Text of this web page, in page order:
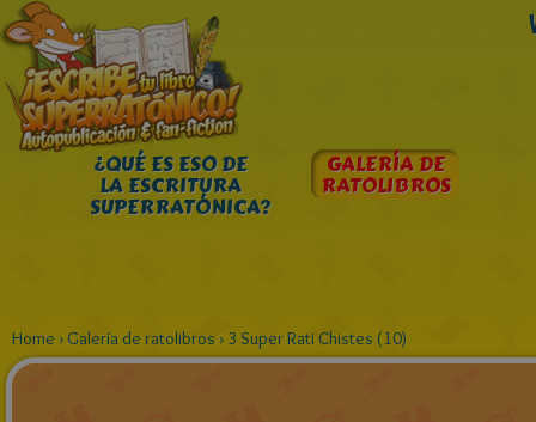
¿QUÉ ES ESO DE
LA ESCRITURA
SUPERRATÓNICA?
GALERÍA DE
RATOLIBROS
Home › Galería de ratolibros › 3 Super Rati Chistes (10)